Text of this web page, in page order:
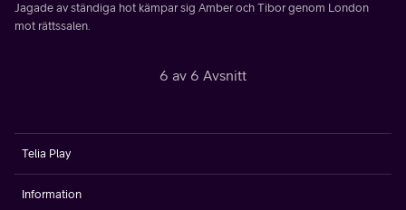
Jagade av ständiga hot kämpar sig Amber och Tibor genom London
mot rättssalen.
6 av 6 Avsnitt
Telia Play
Information